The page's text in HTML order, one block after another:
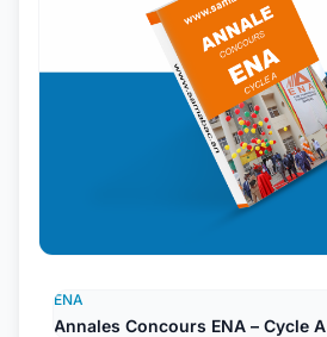
ENA
Annales Concours ENA – Cycle A